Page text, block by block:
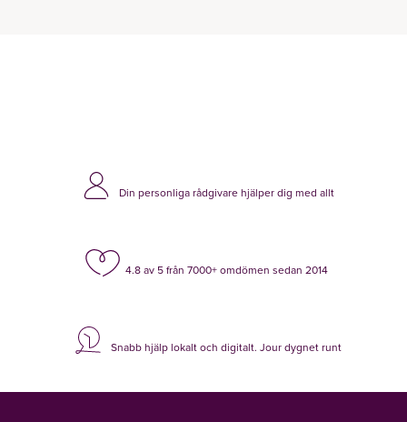
Din personliga rådgivare hjälper dig med allt
4.8 av 5 från 7000+ omdömen sedan 2014
Snabb hjälp lokalt och digitalt. Jour dygnet runt